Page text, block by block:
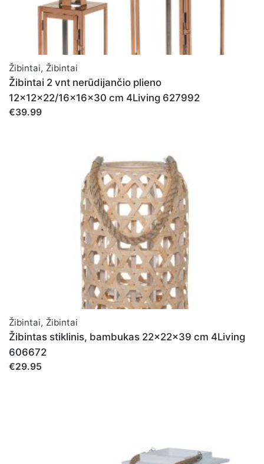
Žibintai, Žibintai
Žibintai 2 vnt nerūdijančio plieno
12x12x22/16x16x30 cm 4Living 627992
€39.99
Žibintai, Žibintai
Žibintas stiklinis, bambukas 22x22x39 cm 4Living
606672
€29.95